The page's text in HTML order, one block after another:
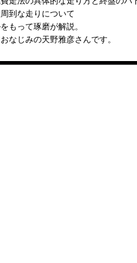
到な走りについて
もって琢磨が解説。
なじみの天野雅彦さんです。